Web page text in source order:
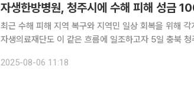
자생한방병원, 청주시에 수해 피해 성금
최근 수해 피해 지역 복구와 지역민 일상 회복을 위해
자생의료재단도 이 같은 흐름에 일조하고자 5일 충북
주시장, 최우성 청주자생한방병원 병원장 등 양 기관 주요
2025-08-06 11:18